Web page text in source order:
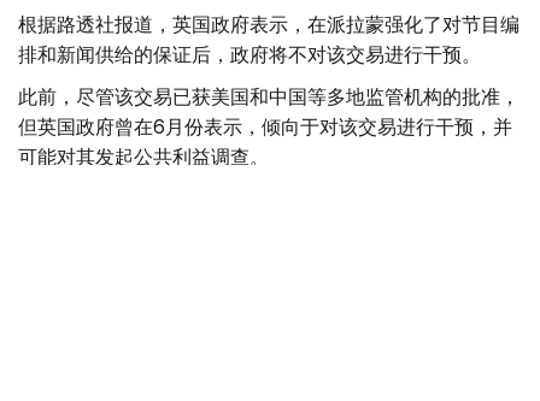
根据路透社报道，英国政府表示，在派拉蒙强化了对节目编
排和新闻供给的保证后，政府将不对该交易进行干预。
此前，尽管该交易已获美国和中国等多地监管机构的批准，
但英国政府曾在6月份表示，倾向于对该交易进行干预，并
可能对其发起公共利益调查。